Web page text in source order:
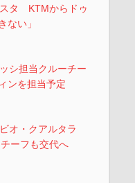
タ KTMからドゥ
ない」
シ担当クルーチー
ンを担当予定
オ・クアルタラ
ーフも交代へ